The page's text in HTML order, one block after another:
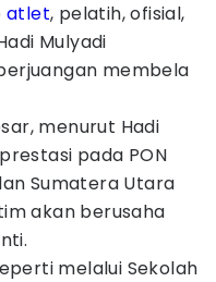
atlet, pelatih, ofisial,
Mulyadi
membela
menurut Hadi
pada PON
Sumatera Utara
akan berusaha
melalui Sekolah